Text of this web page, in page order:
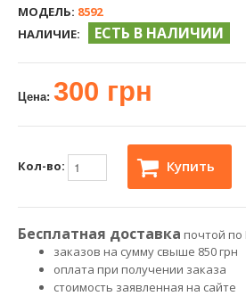
МОДЕЛЬ: 8592
НАЛИЧИЕ:
ЕСТЬ В НАЛИЧИИ
Цена: 300 грн
Кол-во: Купить
Бесплатная доставка почтой по
заказов на сумму свыше 850 грн
оплата при получении заказа
стоимость заявленная на сайте